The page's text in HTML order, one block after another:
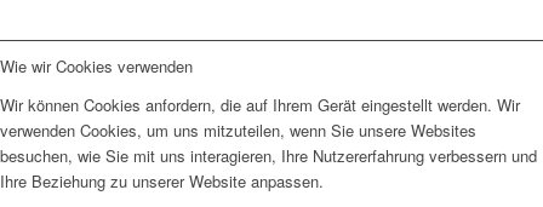
Wie wir Cookies verwenden
Wir können Cookies anfordern, die auf Ihrem Gerät eingestellt werden. Wir
verwenden Cookies, um uns mitzuteilen, wenn Sie unsere Websites
besuchen, wie Sie mit uns interagieren, Ihre Nutzererfahrung verbessern und
Ihre Beziehung zu unserer Website anpassen.